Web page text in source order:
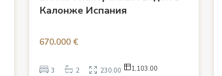
Калонже Испания
670.000 €
3 2 230.00 1,103.00